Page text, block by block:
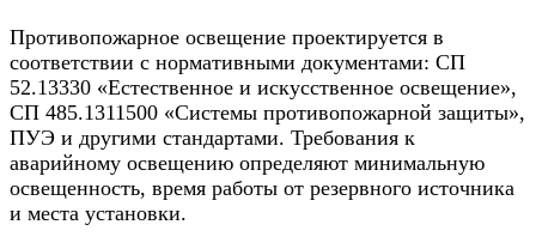
Противопожарное освещение проектируется в
соответствии с нормативными документами: СП
52.13330 «Естественное и искусственное освещение»,
СП 485.1311500 «Системы противопожарной защиты»,
ПУЭ и другими стандартами. Требования к
аварийному освещению определяют минимальную
освещенность, время работы от резервного источника
и места установки.